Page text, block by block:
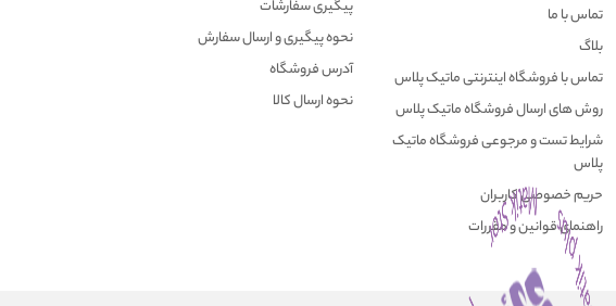
تماس با ما
بلاگ
تماس با فروشگاه اینترنتی ماتیک پلاس
روش های ارسال فروشگاه ماتیک پلاس
شرایط تست و مرجوعی فروشگاه ماتیک
پلاس
حریم خصوصی کاربران
راهنمای قوانین و مقررات
پیگیری سفارشات
نحوه پیگیری و ارسال سفارش
آدرس فروشگاه
نحوه ارسال کالا